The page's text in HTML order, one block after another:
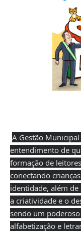
A Gestão
entendimento de
formação de
conectando
identidade, além
a criatividade e o
sendo um
alfabetização e